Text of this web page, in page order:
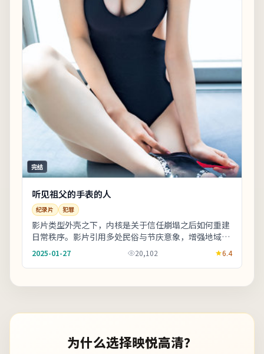
完结
听见祖父的手表的人
纪录片 犯罪
影片类型外壳之下，内核是关于信任崩塌之后如何重建
日常秩序。影片引用多处民俗与节庆意象，增强地域文
化氛围。适合喜欢细腻叙事与现实质感的观众；若追
2025-01-27 20,102 6.4
为什么选择映悦高清？